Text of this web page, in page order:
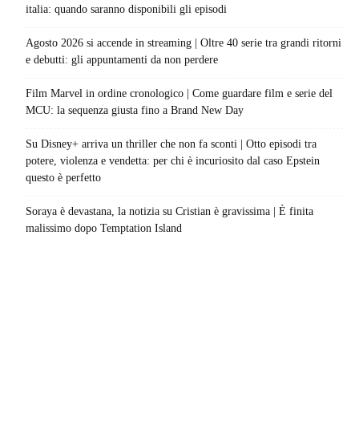
italia: quando saranno disponibili gli episodi
Agosto 2026 si accende in streaming | Oltre 40 serie tra grandi ritorni
e debutti: gli appuntamenti da non perdere
Film Marvel in ordine cronologico | Come guardare film e serie del
MCU: la sequenza giusta fino a Brand New Day
Su Disney+ arriva un thriller che non fa sconti | Otto episodi tra
potere, violenza e vendetta: per chi è incuriosito dal caso Epstein
questo è perfetto
Soraya è devastana, la notizia su Cristian è gravissima | È finita
malissimo dopo Temptation Island